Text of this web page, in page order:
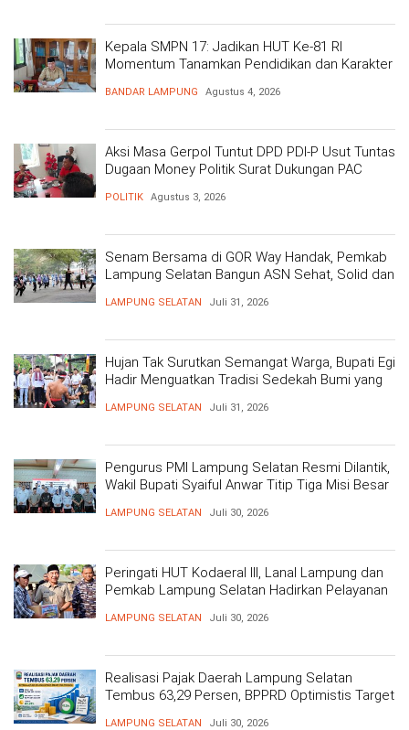
Kepala SMPN 17: Jadikan HUT Ke-81 RI
Momentum Tanamkan Pendidikan dan Karakter
BANDAR LAMPUNG Agustus 4, 2026
Aksi Masa Gerpol Tuntut DPD PDI-P Usut Tuntas
Dugaan Money Politik Surat Dukungan PAC
POLITIK Agustus 3, 2026
Senam Bersama di GOR Way Handak, Pemkab
Lampung Selatan Bangun ASN Sehat, Solid dan
LAMPUNG SELATAN Juli 31, 2026
Hujan Tak Surutkan Semangat Warga, Bupati Egi
Hadir Menguatkan Tradisi Sedekah Bumi yang
LAMPUNG SELATAN Juli 31, 2026
Pengurus PMI Lampung Selatan Resmi Dilantik,
Wakil Bupati Syaiful Anwar Titip Tiga Misi Besar
LAMPUNG SELATAN Juli 30, 2026
Peringati HUT Kodaeral III, Lanal Lampung dan
Pemkab Lampung Selatan Hadirkan Pelayanan
LAMPUNG SELATAN Juli 30, 2026
Realisasi Pajak Daerah Lampung Selatan
Tembus 63,29 Persen, BPPRD Optimistis Target
LAMPUNG SELATAN Juli 30, 2026